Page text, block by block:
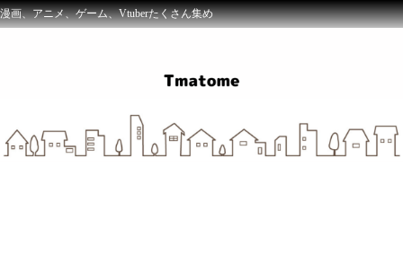
漫画、アニメ、ゲーム、Vtuberたくさん集め